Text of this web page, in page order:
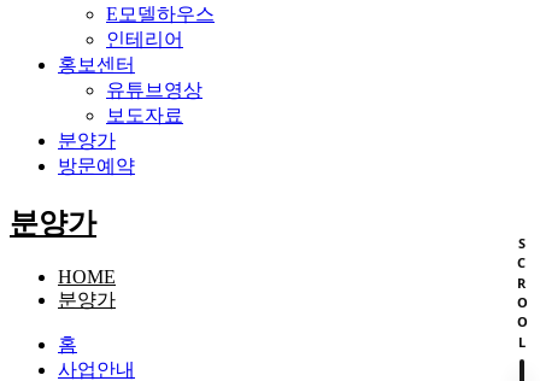
E모델하우스
인테리어
홍보센터
유튜브영상
보도자료
분양가
방문예약
분양가
HOME
분양가
홈
사업안내
SCROOL